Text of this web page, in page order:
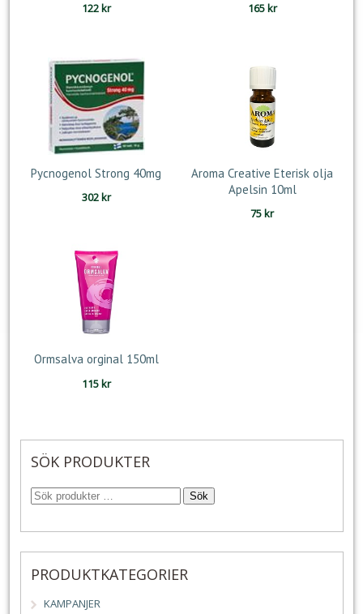
122kr 165kr
Pycnogenol Strong 40mg
302 kr
Aroma Creative Eterisk olja
Apelsin 10ml
75 kr
Ormsalva orginal 150ml
115kr
SÖK PRODUKTER
Sök
PRODUKTKATEGORIER
KAMPANJER